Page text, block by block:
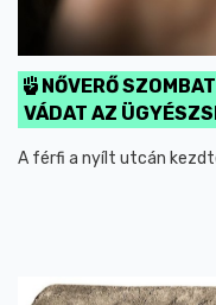
NŐVERŐ
VÁDAT AZ
A férfi a nyílt utcán